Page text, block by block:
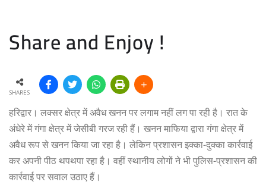
Share and Enjoy !
SHARES
हरिद्वार। लक्सर क्षेत्र में अवैध खनन पर लगाम नहीं लग पा रही है। रात के
अंधेरे में गंगा क्षेत्र में जेसीबी गरज रही हैं। खनन माफिया द्वारा गंगा क्षेत्र में
अवैध रूप से खनन किया जा रहा है। लेकिन प्रशासन इक्का-दुक्का कार्रवाई
कर अपनी पीठ थपथपा रहा है। वहीं स्थानीय लोगों ने भी पुलिस-प्रशासन की
कार्रवाई पर सवाल उठाए हैं।